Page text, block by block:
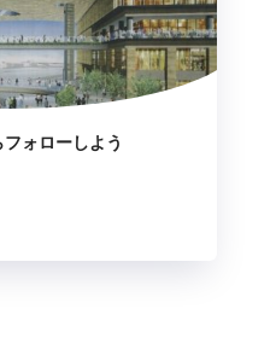
ォローしよう